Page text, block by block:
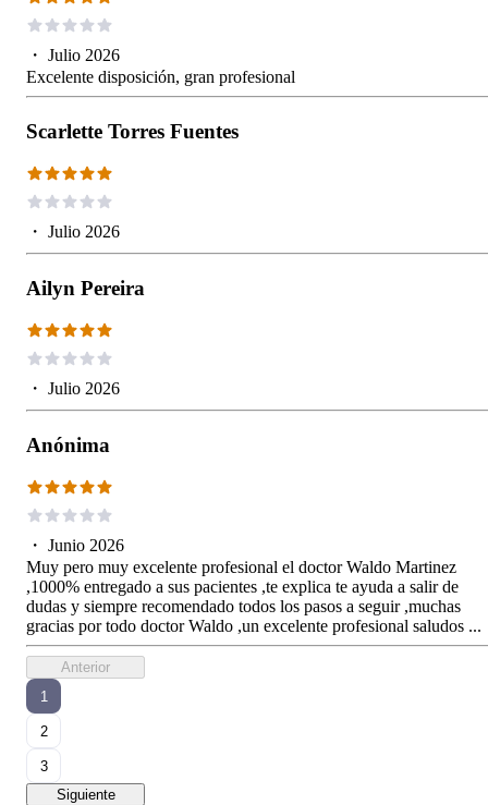
・ Julio 2026
Excelente disposición, gran profesional
Scarlette Torres Fuentes
・ Julio 2026
Ailyn Pereira
・ Julio 2026
Anónima
・ Junio 2026
Muy pero muy excelente profesional el doctor Waldo Martinez
,1000% entregado a sus pacientes ,te explica te ayuda a salir de
dudas y siempre recomendado todos los pasos a seguir ,muchas
gracias por todo doctor Waldo ,un excelente profesional saludos ...
Anterior
1
2
3
Siguiente